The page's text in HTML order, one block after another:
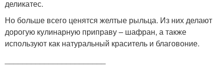
деликатес.
Но больше всего ценятся желтые рыльца. Из них делают
дорогую кулинарную приправу – шафран, а также
используют как натуральный краситель и благовоние.